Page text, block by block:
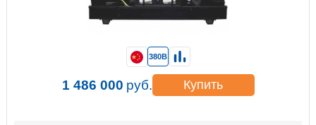
380В
1 486 000 руб. Купить